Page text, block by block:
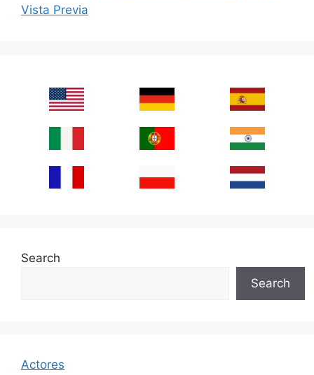
Vista Previa
Search
Search
Actores